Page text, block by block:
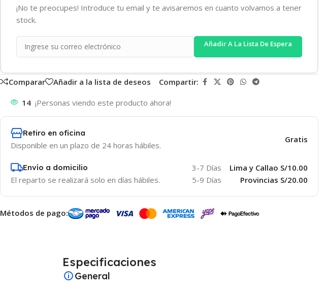
¡No te preocupes! Introduce tu email y te avisaremos en cuanto volvamos a tener
stock.
Añadir A La Lista De Espera
Comparar Añadir a la lista de deseos Compartir:
14 ¡Personas viendo este producto ahora!
Retiro en oficina
Disponible en un plazo de 24 horas hábiles.
Gratis
Envío a domicilio
El reparto se realizará solo en días hábiles.
3-7 Días
5-9 Días
Lima y Callao S/10.00
Provincias S/20.00
Métodos de pago:
Especificaciones
General